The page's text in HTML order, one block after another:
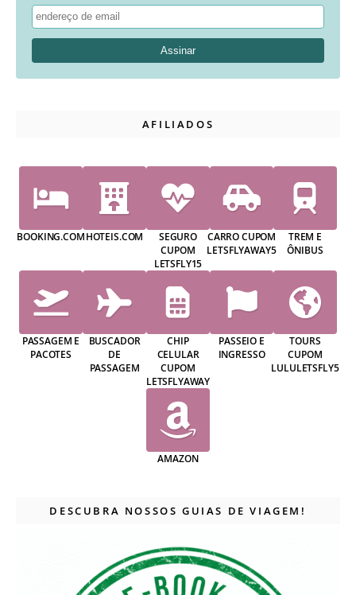
AFILIADOS
BOOKING.COMHOTEIS.COM
SEGURO
CUPOM
LETSFLY15
CARRO CUPOM
LETSFLYAWAY5
TREM E
ÔNIBUS
PASSAGEM E
PACOTES
BUSCADOR
DE
PASSAGEM
CHIP
CELULAR
CUPOM
LETSFLYAWAY
PASSEIO E
INGRESSO
TOURS
CUPOM
LULULETSFLY5
AMAZON
DESCUBRA NOSSOS GUIAS DE VIAGEM!